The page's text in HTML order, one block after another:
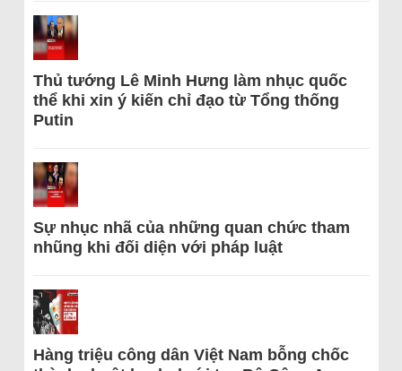
Thủ tướng Lê Minh Hưng làm nhục quốc
thể khi xin ý kiến chỉ đạo từ Tổng thống
Putin
Sự nhục nhã của những quan chức tham
nhũng khi đối diện với pháp luật
Hàng triệu công dân Việt Nam bỗng chốc